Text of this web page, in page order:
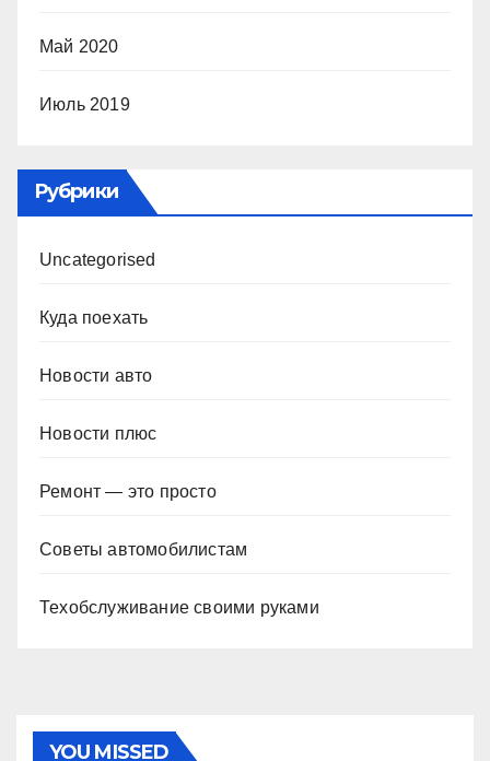
Май 2020
Июль 2019
Рубрики
Uncategorised
Куда поехать
Новости авто
Новости плюс
Ремонт — это просто
Советы автомобилистам
Техобслуживание своими руками
YOU MISSED